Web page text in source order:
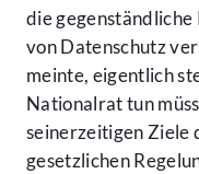
die
von Datenschutz
meinte, eigentlich
Nationalrat tun
seinerzeitigen Ziele
gesetzlichen